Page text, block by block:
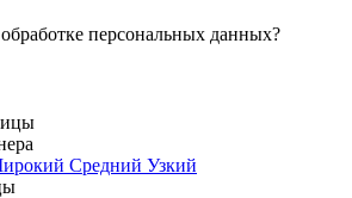
персональных данных?
Средний Узкий